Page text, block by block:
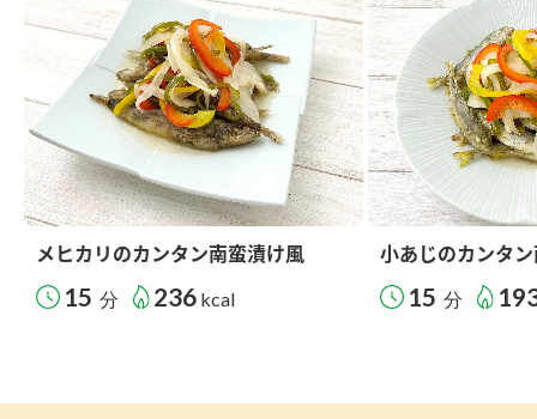
メヒカリのカンタン南蛮漬け風
15 分 236 kcal
小あじのカンタ
15 分